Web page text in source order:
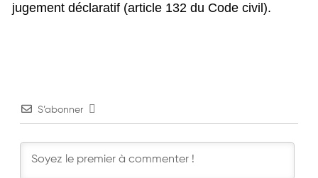
jugement déclaratif (article 132 du Code civil).
S’abonner